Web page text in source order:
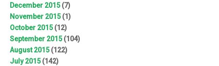
December 2015(7)
November 2015(1)
October 2015(12)
September 2015(104)
August 2015(122)
July 2015(142)